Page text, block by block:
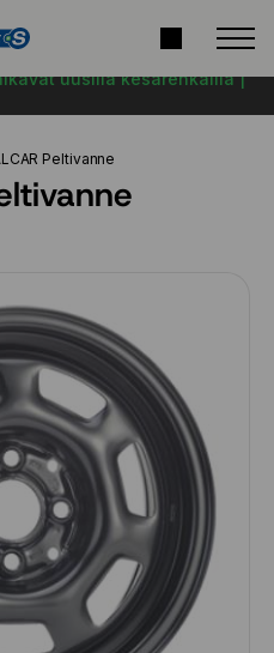
uusilla kesärenkailla |
Peltivanne